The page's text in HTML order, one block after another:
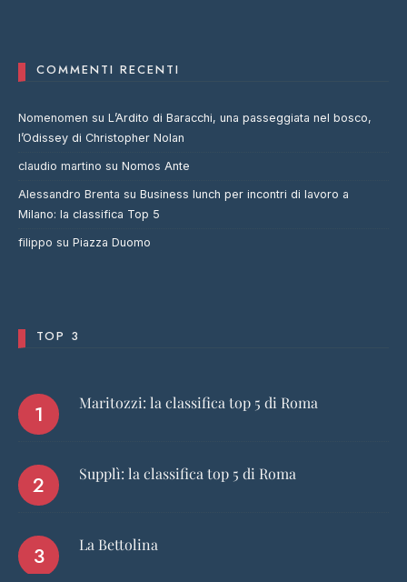
COMMENTI RECENTI
Nomenomen su L’Ardito di Baracchi, una passeggiata nel bosco,
l’Odissey di Christopher Nolan
claudio martino su Nomos Ante
Alessandro Brenta su Business lunch per incontri di lavoro a
Milano: la classifica Top 5
filippo su Piazza Duomo
TOP 3
Maritozzi: la classifica top 5 di Roma
Supplì: la classifica top 5 di Roma
La Bettolina